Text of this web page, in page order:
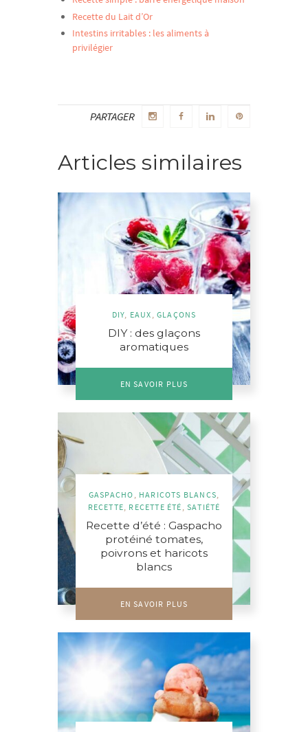
Recette du Lait d’Or
Intestins irritables : les aliments à
privilégier
PARTAGER
Articles similaires
DIY EAUX GLAÇONS
DIY : des glaçons
aromatiques
EN SAVOIR PLUS
GASPACHO HARICOTS BLANCS
RECETTE RECETTE ÉTÉ SATIÉTÉ
Recette d’été : Gaspacho
protéiné tomates,
poivrons et haricots
blancs
EN SAVOIR PLUS